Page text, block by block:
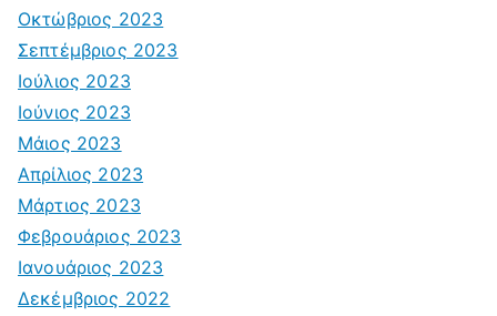
Οκτώβριος 2023
Σεπτέμβριος 2023
Ιούλιος 2023
Ιούνιος 2023
Μάιος 2023
Απρίλιος 2023
Μάρτιος 2023
Φεβρουάριος 2023
Ιανουάριος 2023
Δεκέμβριος 2022